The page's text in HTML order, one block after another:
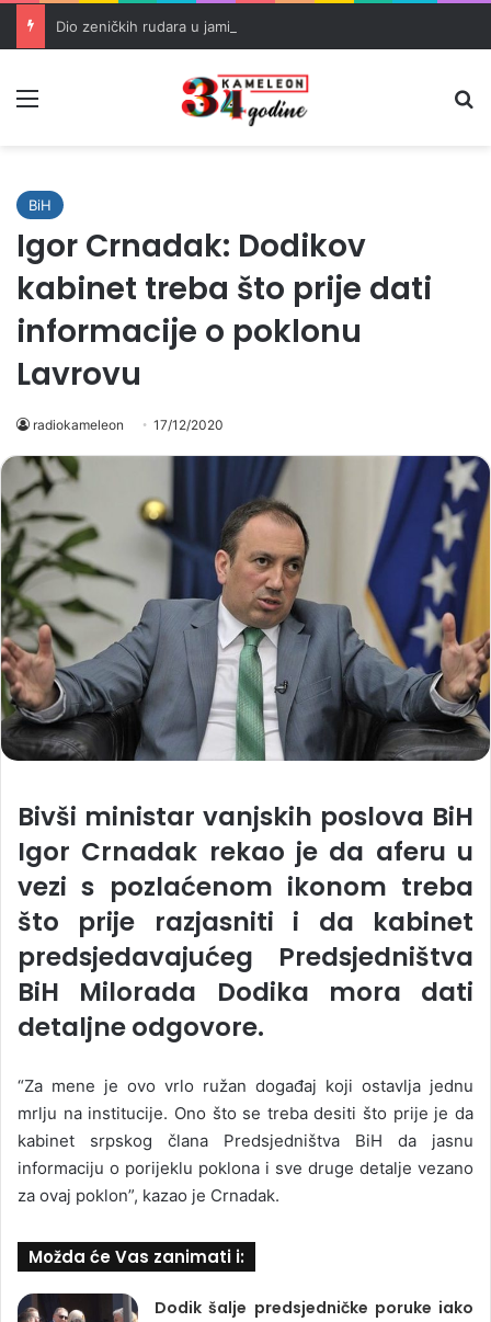
BiH
Igor Crnadak: Dodikov
kabinet treba što prije dati
informacije o poklonu
Lavrovu
radiokameleon 17/12/2020
Bivši ministar vanjskih poslova BiH
Igor Crnadak rekao je da aferu u
vezi s pozlaćenom ikonom treba
što prije razjasniti i da kabinet
predsjedavajućeg Predsjedništva
BiH Milorada Dodika mora dati
detaljne odgovore.
“Za mene je ovo vrlo ružan događaj koji ostavlja jednu
mrlju na institucije. Ono što se treba desiti što prije je da
kabinet srpskog člana Predsjedništva BiH da jasnu
informaciju o porijeklu poklona i sve druge detalje vezano
za ovaj poklon”, kazao je Crnadak.
Možda će Vas zanimati i:
Dodik šalje predsjedničke poruke iako